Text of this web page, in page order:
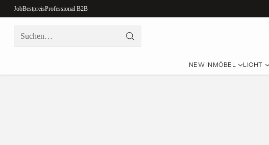
JobBestpreisProfessional B2B
Suchen…
NEW IN MÖBEL LICHT